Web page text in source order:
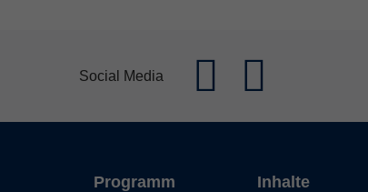
Social Media
Programm Inhalte